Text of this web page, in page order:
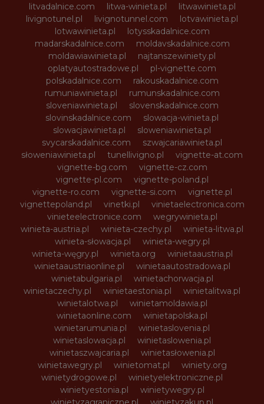
litvadalnice.com
litwa-winieta.pl
litwawinieta.pl
livignotunel.pl
livignotunnel.com
lotvawinieta.pl
lotwawinieta.pl
lotysskadalnice.com
madarskadalnice.com
moldavskadalnice.com
moldawiawinieta.pl
najtanszewiniety.pl
oplatyautostradowe.pl
pl-vignette.com
polskadalnice.com
rakouskadalnice.com
rumuniawinieta.pl
rumunskadalnice.com
sloveniawinieta.pl
slovenskadalnice.com
slovinskadalnice.com
slowacja-winieta.pl
slowacjawinieta.pl
sloweniawinieta.pl
svycarskadalnice.com
szwajcariawinieta.pl
słoweniawinieta.pl
tunellivigno.pl
vignette-at.com
vignette-bg.com
vignette-cz.com
vignette-pl.com
vignette-poland.pl
vignette-ro.com
vignette-si.com
vignette.pl
vignettepoland.pl
vinetki.pl
vinietaelectronica.com
vinieteelectronice.com
wegrywinieta.pl
winieta-austria.pl
winieta-czechy.pl
winieta-litwa.pl
winieta-słowacja.pl
winieta-wegry.pl
winieta-węgry.pl
winieta.org
winietaaustria.pl
winietaaustriaonline.pl
winietaautostradowa.pl
winietabulgaria.pl
winietachorwacja.pl
winietaczechy.pl
winietaestonia.pl
winietalitwa.pl
winietalotwa.pl
winietamoldawia.pl
winietaonline.com
winietapolska.pl
winietarumunia.pl
winietaslovenia.pl
winietaslowacja.pl
winietaslowenia.pl
winietaszwajcaria.pl
winietasłowenia.pl
winietawegry.pl
winietomat.pl
winiety.org
winietydrogowe.pl
winietyelektroniczne.pl
winietyestonia.pl
winietywegry.pl